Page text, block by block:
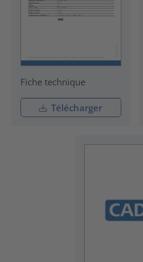
Fiche technique
Télécharger